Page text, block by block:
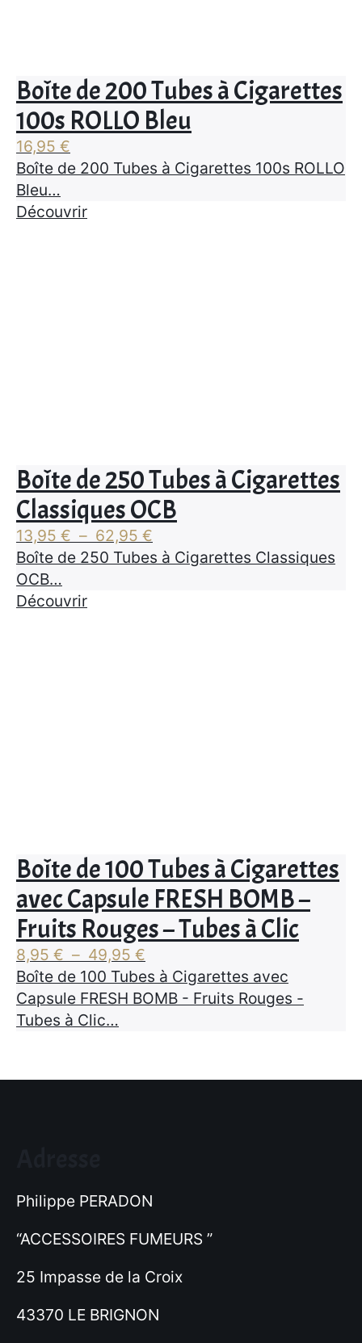
Boîte de 200 Tubes à Cigarettes
100s ROLLO Bleu
16,95 €
Boîte de 200 Tubes à Cigarettes 100s ROLLO
Bleu…
Découvrir
Boîte de 250 Tubes à Cigarettes
Classiques OCB
13,95 € – 62,95 €
de
Boîte de 250 Tubes à Cigarettes Classiques
OCB…
Découvrir
Boîte de 100 Tubes à Cigarettes
avec Capsule FRESH BOMB –
Fruits Rouges – Tubes à Clic
8,95 € – 49,95 €
de
prix :
Boîte de 100 Tubes à Cigarettes avec
Capsule FRESH BOMB - Fruits Rouges -
Tubes à Clic…
Philippe PERADON
“ACCESSOIRES FUMEURS ”
25 Impasse de la Croix
43370 LE BRIGNON